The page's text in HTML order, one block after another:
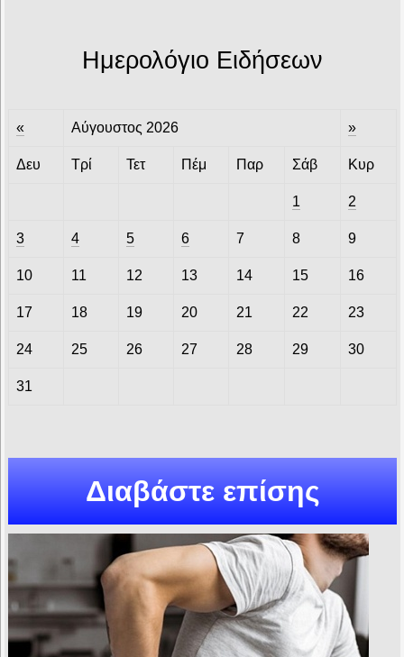
Ημερολόγιο Ειδήσεων
« Αύγουστος 2026 »
Δευ Τρί Τετ Πέμ Παρ Σάβ Κυρ
1 2
3 4 5 6 7 8 9
10 11 12 13 14 15 16
17 18 19 20 21 22 23
24 25 26 27 28 29 30
31
Διαβάστε επίσης